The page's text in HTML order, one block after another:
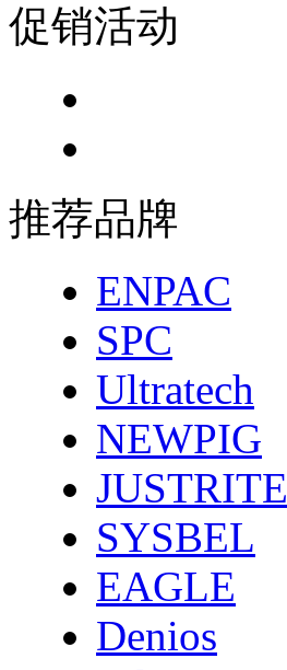
促销活动
推荐品牌
ENPAC
SPC
Ultratech
NEWPIG
JUSTRITE
SYSBEL
EAGLE
Denios